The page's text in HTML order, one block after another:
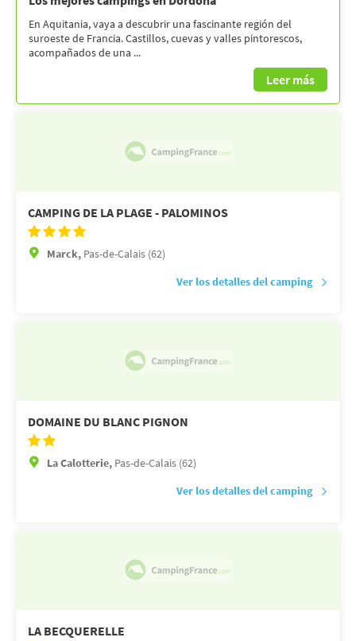
En Aquitania, vaya a descubrir una fascinante región del
suroeste de Francia. Castillos, cuevas y valles pintorescos,
acompañados de una ...
Leer más
CAMPING DE LA PLAGE - PALOMINOS
Marck, Pas-de-Calais (62)
Ver los detalles del camping
DOMAINE DU BLANC PIGNON
La Calotterie, Pas-de-Calais (62)
Ver los detalles del camping
LA BECQUERELLE